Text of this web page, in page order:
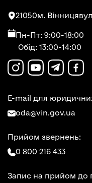
21050м. Вінниця
Пн-Пт: 9:00-18:00
Обід: 13:00-14:00
E-mail для
oda@vin.gov.ua
Прийом звернень:
0 800 216 433
Запис на прийом до